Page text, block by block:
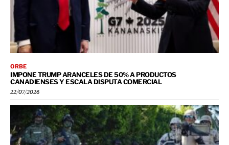
ORBE
IMPONE TRUMP ARANCELES DE 50% A PRODUCTOS
CANADIENSES Y ESCALA DISPUTA COMERCIAL
22/07/2026